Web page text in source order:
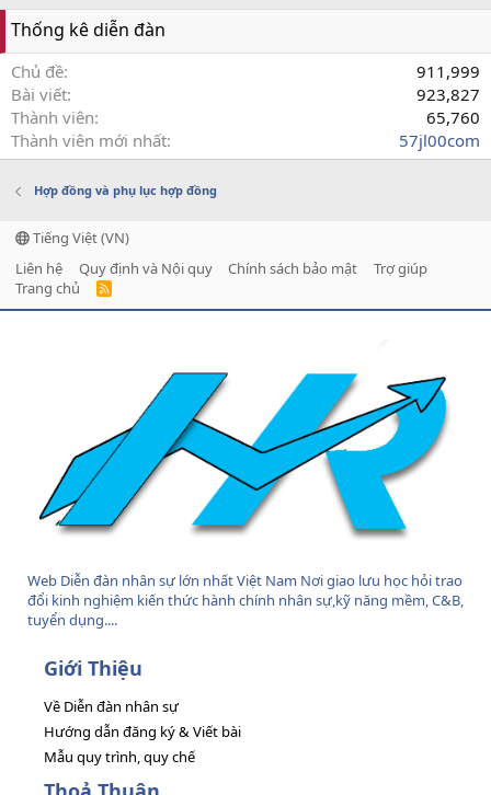
Thống kê diễn đàn
Chủ đề
911,999
Bài viết
923,827
Thành viên
65,760
Thành viên mới nhất
57jl00com
Hợp đồng và phụ lục hợp đồng
Tiếng Việt (VN)
Liên hệ
Quy định và Nội quy Chính sách bảo mật
Trợ giúp
Trang chủ
R
Web Diễn đàn nhân sự lớn nhất Việt Nam Nơi giao lưu học hỏi trao
đổi kinh nghiệm kiến thức hành chính nhân sự,kỹ năng mềm, C&B,
tuyển dụng....
Giới Thiệu
Về Diễn đàn nhân sự
Hướng dẫn đăng ký & Viết bài
Mẫu quy trình, quy chế